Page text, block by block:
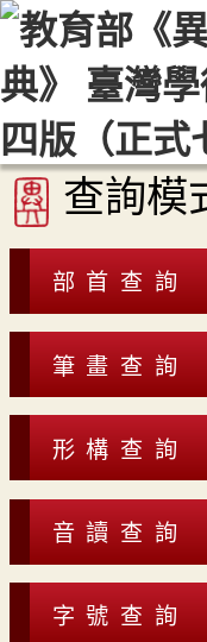
::: 最新消息 常見
顯示模式
查詢模
部首查詢
筆畫查詢
形構查詢
音讀查詢
字號查詢